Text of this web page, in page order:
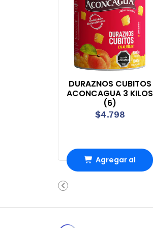
DURAZNOS CUBITOS
ACONCAGUA 3 KILOS
(6)
$4.798
Agregar al